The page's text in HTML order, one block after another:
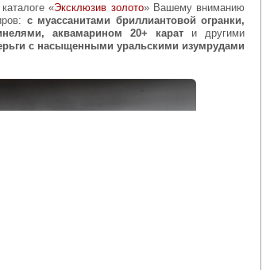
«Эксклюзив золото» Вашему вниманию
с муассанитами бриллиантовой огранки,
аквамарином 20+ карат и другими
с насыщенными уральскими изумрудами